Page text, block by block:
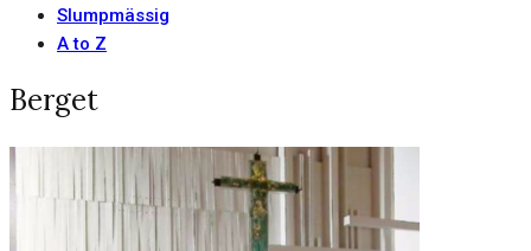
Slumpmässig
A to Z
Berget